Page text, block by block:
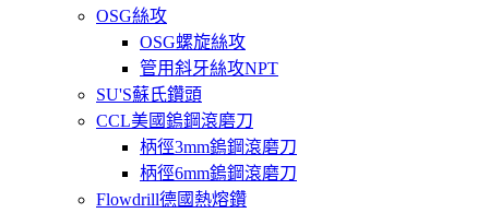
OSG絲攻
OSG螺旋絲攻
管用斜牙絲攻NPT
SU'S蘇氏鑽頭
CCL美國鎢鋼滾磨刀
柄徑3mm鎢鋼滾磨刀
柄徑6mm鎢鋼滾磨刀
Flowdrill德國熱熔鑽